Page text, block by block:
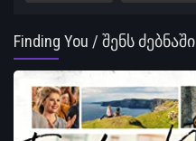
Finding You / შენს ძებნაში